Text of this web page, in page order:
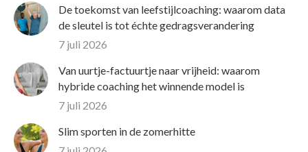
De toekomst van leefstijlcoaching: waarom data
de sleutel is tot échte gedragsverandering
7 juli 2026
Van uurtje-factuurtje naar vrijheid: waarom
hybride coaching het winnende model is
7 juli 2026
Slim sporten in de zomerhitte